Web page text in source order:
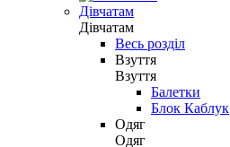
Дівчатам
Дівчатам
Весь розділ
Взуття
Взуття
Балетки
Блок Каблук
Одяг
Одяг